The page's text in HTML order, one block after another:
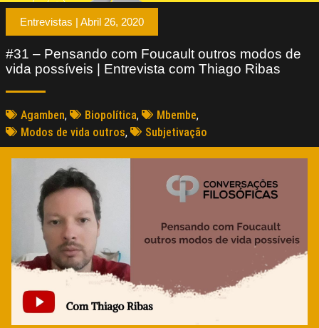
Entrevistas | Abril 26, 2020
#31 – Pensando com Foucault outros modos de
vida possíveis | Entrevista com Thiago Ribas
Agamben, Biopolítica, Mbembe,
Modos de vida outros, Subjetivação